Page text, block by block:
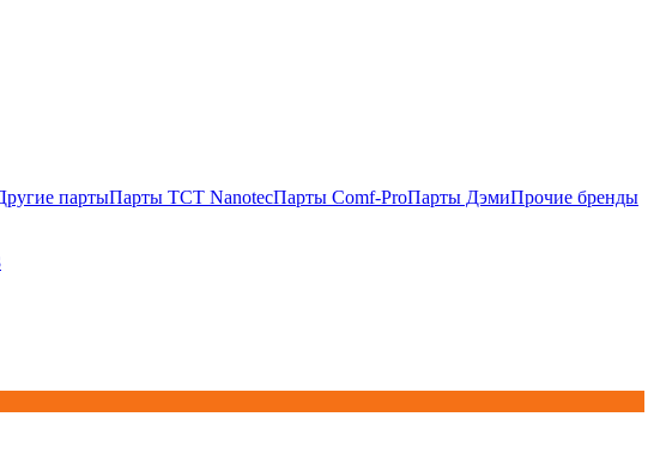
партыПарты TCT NanotecПарты Comf-ProПарты ДэмиПрочие бренды